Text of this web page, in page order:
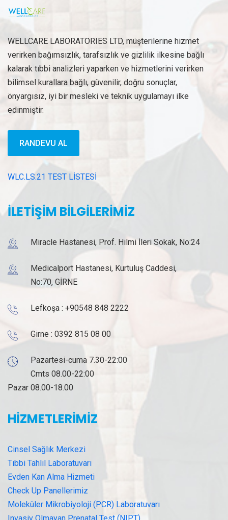
WELLCARE LABORATORIES LTD, müşterilerine hizmet
verirken bağımsızlık, tarafsızlık ve gizlilik ilkesine bağlı
kalarak tıbbi analizleri yaparken ve hizmetlerini verirken
bilimsel kurallara bağlı, güvenilir, doğru sonuçlar,
önyargısız, iyi bir mesleki ve teknik uygulamayı ilke
edinmiştir.
RANDEVU AL
WLC.LS.21 TEST LİSTESİ
İLETİŞİM BİLGİLERİMİZ
Miracle Hastanesi, Prof. Hilmi İleri Sokak, No:24
Medicalport Hastanesi, Kurtuluş Caddesi,
No:70, GİRNE
Lefkoşa : +90548 848 2222
Girne : 0392 815 08 00
Pazartesi-cuma 7.30-22:00
Cmts 08.00-22:00
Pazar 08.00-18.00
HİZMETLERİMİZ
Cinsel Sağlık Merkezi
Tıbbi Tahlil Laboratuvarı
Evden Kan Alma Hizmeti
Check Up Panellerimiz
Moleküler Mikrobiyoloji (PCR) Laboratuvarı